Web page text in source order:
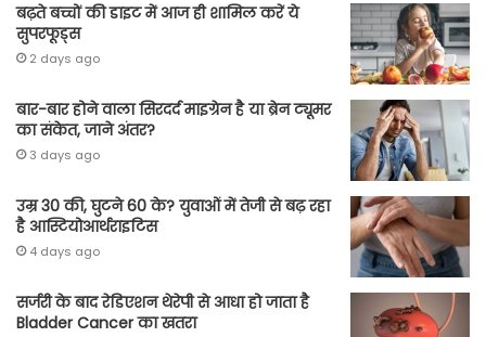
बढ़ते बच्चों की डाइट में आज ही शामिल करें ये
सुपरफूड्स
2 days ago
बार-बार होने वाला सिरदर्द माइग्रेन है या ब्रेन ट्यूमर
का संकेत, जाने अंतर?
3 days ago
उम्र 30 की, घुटने 60 के? युवाओं में तेजी से बढ़ रहा
है आस्टियोआर्थराइटिस
4 days ago
सर्जरी के बाद रेडिएशन थेरेपी से आधा हो जाता है
Bladder Cancer का खतरा